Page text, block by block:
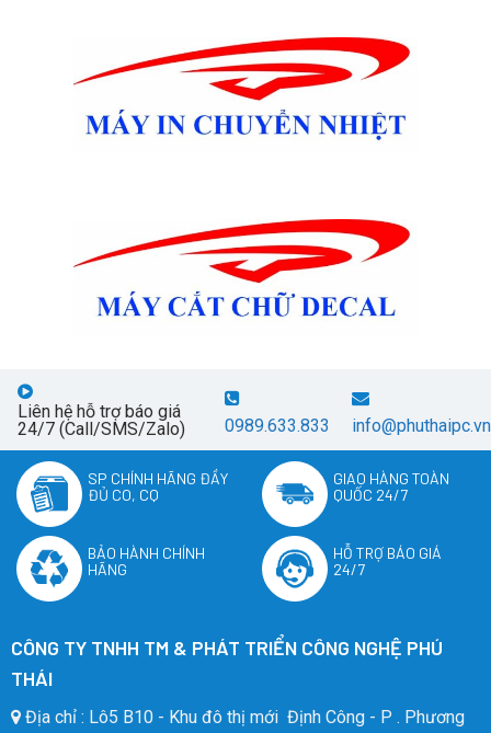
Liên hệ hỗ trợ báo giá
24/7 (Call/SMS/Zalo)
0989.633.833 info@phuthaipc.vn
SP CHÍNH HÃNG ĐẦY
ĐỦ CO, CQ
GIAO HÀNG TOÀN
QUỐC 24/7
BẢO HÀNH CHÍNH
HÃNG
HỖ TRỢ BÁO GIÁ
24/7
CÔNG TY TNHH TM & PHÁT TRIỂN CÔNG NGHỆ PHÚ
THÁI
Địa chỉ : Lô5 B10 - Khu đô thị mới Định Công - P . Phương